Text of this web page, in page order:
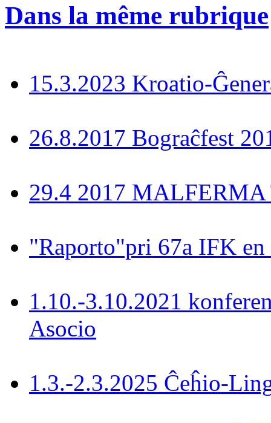
Dans la même rubrique
15.3.2023 Kroatio-
26.8.2017 Bograĉfest
29.4 2017
"Raporto"pri 67a IFK
1.10.-3.10.2021
Asocio
1.3.-2.3.2025 Ĉeĥio-